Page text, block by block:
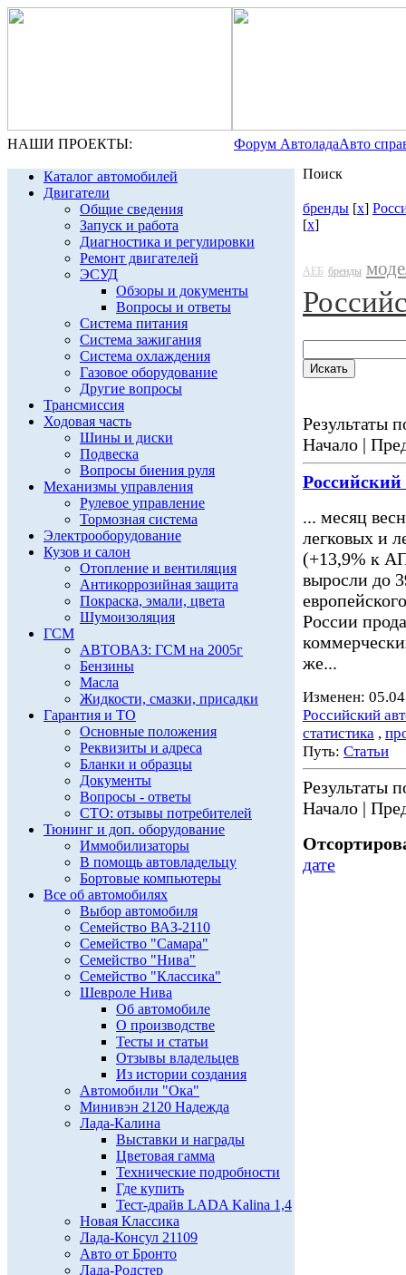
НАШИ ПРОЕКТЫ: Форум АвтоладаАвто
Каталог автомобилей
Двигатели
Общие сведения
Запуск и работа
Диагностика и регулировки
Ремонт двигателей
ЭСУД
Обзоры и документы
Вопросы и ответы
Система питания
Система зажигания
Система охлаждения
Газовое оборудование
Другие вопросы
Трансмиссия
Ходовая часть
Шины и диски
Подвеска
Вопросы биения руля
Механизмы управления
Рулевое управление
Тормозная система
Электрооборудование
Кузов и салон
Отопление и вентиляция
Антикоррозийная защита
Покраска, эмали, цвета
Шумоизоляция
ГСМ
АВТОВАЗ: ГСМ на 2005г
Бензины
Масла
Жидкости, смазки, присадки
Гарантия и ТО
Основные положения
Реквизиты и адреса
Бланки и образцы
Документы
Вопросы - ответы
СТО: отзывы потребителей
Тюнинг и доп. оборудование
Иммобилизаторы
В помощь автовладельцу
Бортовые компьютеры
Все об автомобилях
Выбор автомобиля
Семейство ВАЗ-2110
Семейство "Самара"
Семейство "Нива"
Семейство "Классика"
Шевроле Нива
Об автомобиле
О производстве
Тесты и статьи
Отзывы владельцев
Из истории создания
Автомобили "Ока"
Минивэн 2120 Надежда
Лада-Калина
Выставки и награды
Цветовая гамма
Технические подробности
Где купить
Тест-драйв LADA Kalina 1,4
Новая Классика
Лада-Консул 21109
Авто от Бронто
Лада-Родстер
Поиск
бренды [x]
[x]
АЕБ бренды
Результаты
Начало |
... месяц
легковых и
(+13,9% к
выросли до
России
же...
Изменен:
Российский
статистика ,
Путь: Статьи
Результаты
Начало |
дате